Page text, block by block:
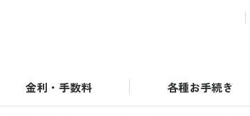
金利・手数料 各種お手続き